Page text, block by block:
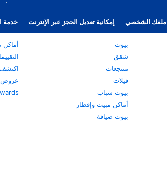
ملفك الشخصي إمكانية تعديل الحجز عبر الإنترنت خدمة
بيوت
شقق
منتجعات
فيلات
بيوت شباب
أماكن مبيت وإفطار
بيوت ضيافة
أماكن
اكتشف
عروض